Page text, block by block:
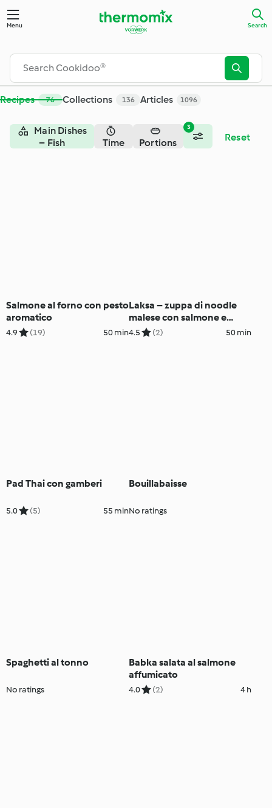
Menu Search
Recipes 76 Collections 136 Articles 1096
3
Main Dishes
– Fish
Time Portions Reset
Salmone al forno con pesto
aromatico
4.9 (19) 50 min
Laksa – zuppa di noodle
malese con salmone e
gamberi
4.5 (2) 50 min
Pad Thai con gamberi
5.0 (5) 55 min
Bouillabaisse
No ratings
Spaghetti al tonno
No ratings
Babka salata al salmone
affumicato
4.0 (2) 4 h
Search - Cookidoo® – the official Thermomix® recipe